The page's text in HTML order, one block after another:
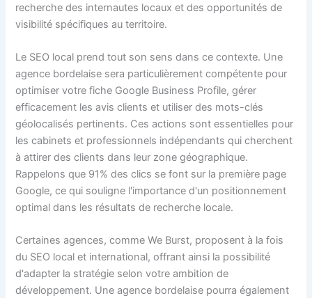
recherche des internautes locaux et des opportunités de
visibilité spécifiques au territoire.
Le SEO local prend tout son sens dans ce contexte. Une
agence bordelaise sera particulièrement compétente pour
optimiser votre fiche Google Business Profile, gérer
efficacement les avis clients et utiliser des mots-clés
géolocalisés pertinents. Ces actions sont essentielles pour
les cabinets et professionnels indépendants qui cherchent
à attirer des clients dans leur zone géographique.
Rappelons que 91% des clics se font sur la première page
Google, ce qui souligne l'importance d'un positionnement
optimal dans les résultats de recherche locale.
Certaines agences, comme We Burst, proposent à la fois
du SEO local et international, offrant ainsi la possibilité
d'adapter la stratégie selon votre ambition de
développement. Une agence bordelaise pourra également